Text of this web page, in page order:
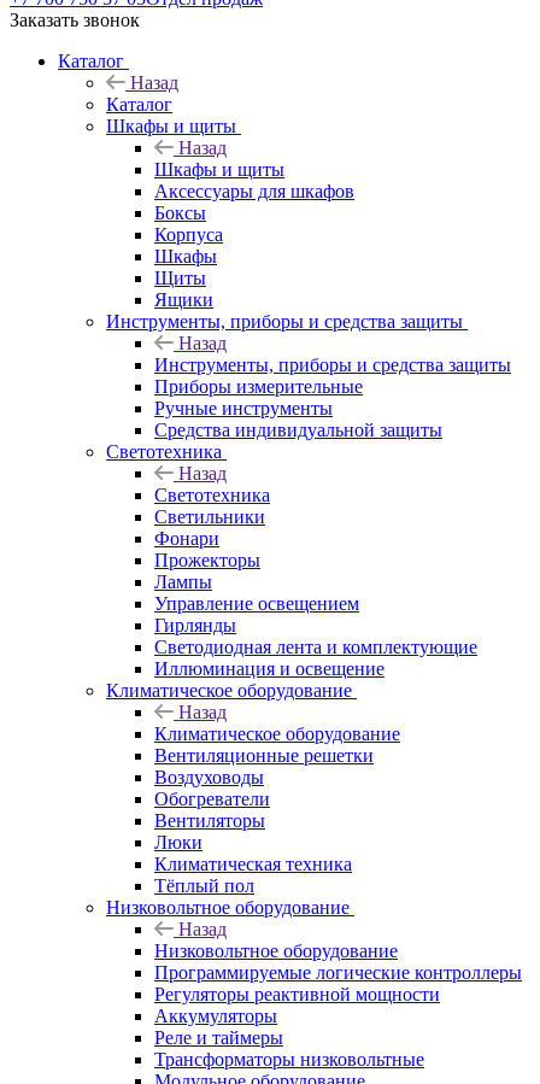
Заказать звонок
Каталог
Назад
Каталог
Шкафы и щиты
Назад
Шкафы и щиты
Аксессуары для шкафов
Боксы
Корпуса
Шкафы
Щиты
Ящики
Инструменты, приборы и средства защиты
Назад
Инструменты, приборы и средства защиты
Приборы измерительные
Ручные инструменты
Средства индивидуальной защиты
Светотехника
Назад
Светотехника
Светильники
Фонари
Прожекторы
Лампы
Управление освещением
Гирлянды
Светодиодная лента и комплектующие
Иллюминация и освещение
Климатическое оборудование
Назад
Климатическое оборудование
Вентиляционные решетки
Воздуховоды
Обогреватели
Вентиляторы
Люки
Климатическая техника
Тёплый пол
Низковольтное оборудование
Назад
Низковольтное оборудование
Программируемые логические контроллеры
Регуляторы реактивной мощности
Аккумуляторы
Реле и таймеры
Трансформаторы низковольтные